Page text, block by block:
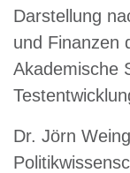
Darstellung
und Finanzen
Akademische
Dr. Jörn